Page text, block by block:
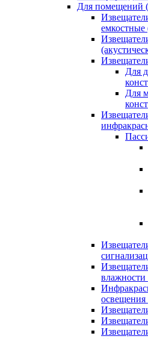
Для помещений
емкостные
Для
Для
влажности
освещения